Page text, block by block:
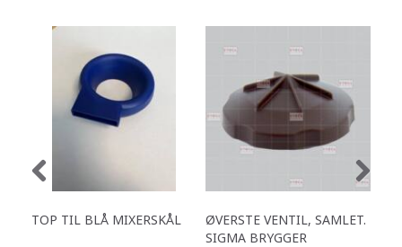
TOP TIL BLÅ MIXERSKÅL
ØVERSTE VENTIL, SAMLET.
SIGMA BRYGGER